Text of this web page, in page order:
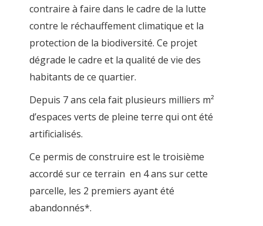
contraire à faire dans le cadre de la lutte
contre le réchauffement climatique et la
protection de la biodiversité. Ce projet
dégrade le cadre et la qualité de vie des
habitants de ce quartier.
Depuis 7 ans cela fait plusieurs milliers m²
d’espaces verts de pleine terre qui ont été
artificialisés.
Ce permis de construire est le troisième
accordé sur ce terrain en 4 ans sur cette
parcelle, les 2 premiers ayant été
abandonnés*.